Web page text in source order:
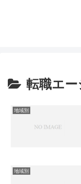
転職エ
地域別
地域別